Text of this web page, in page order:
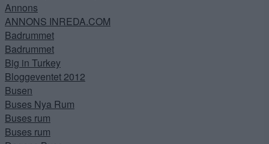
Annons
ANNONS INREDA.COM
Badrummet
Badrummet
Big in Turkey
Bloggeventet 2012
Busen
Buses Nya Rum
Buses rum
Buses rum